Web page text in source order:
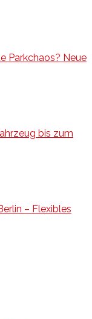
Parkchaos? Neue
bis zum
– Flexibles